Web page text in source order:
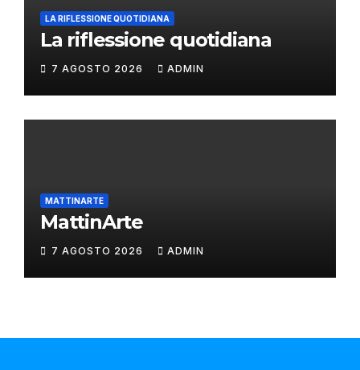
LA RIFLESSIONE QUOTIDIANA
La riflessione quotidiana
7 AGOSTO 2026 ADMIN
MATTINARTE
MattinArte
7 AGOSTO 2026 ADMIN